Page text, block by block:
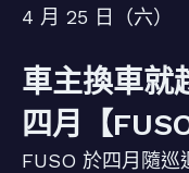
4 月 25 日（六
車主換車就
四月【
FUSO 於四月隨巡